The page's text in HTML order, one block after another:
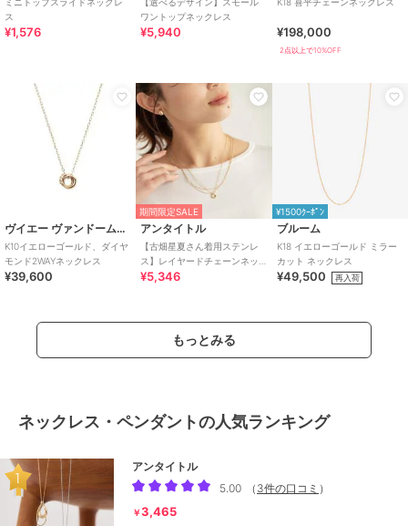
ス
¥1,576
ワントップネックレス
¥5,940 ¥198,000
2点以上で10%OFF
ヴイエー ヴァンドーム青山
K10イエローゴールド、ダイヤ
モンド2WAYネックレス
¥39,600
期間限定SALE
アンタイトル
【古畑星夏さん着用ステンレ
ス】レイヤードチェーンネッ
クレス
¥5,346
¥1500ｸｰﾎﾟﾝ
ブルーム
K18 イエローゴールド ミラー
カット ネックレス
¥49,500 再入荷
もっとみる
ネックレス・ペンダントの人気ランキング
アンタイトル
5.00
（ 3件の口コミ ）
￥3,465